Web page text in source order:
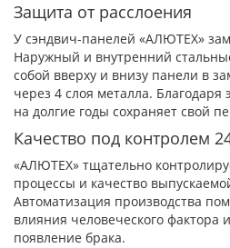
Защита от расслоения
У сэндвич-панелей «АЛЮТЕХ»
Наружный и внутренний
собой вверху и внизу панели в
через 4 слоя металла. Благодаря
на долгие годы сохраняет свой
Качество под контролем
«АЛЮТЕХ» тщательно
процессы и качество
Автоматизация производства
влияния человеческого фактора
появление брака.